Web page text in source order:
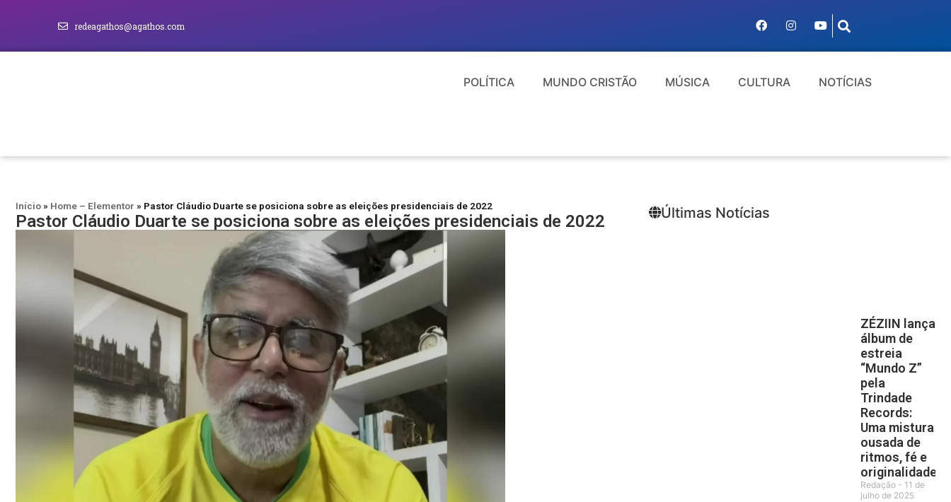
redeagathos@agathos.com
POLÍTICA MUNDO CRISTÃO MÚSICA CULTURA NOTÍCIAS
Início» Home – Elementor » Pastor Cláudio Duarte se posiciona sobre as eleições presidenciais de 2022
Pastor Cláudio Duarte se posiciona sobre as eleições presidenciais de 2022 Últimas Notícias
ZÉZIIN lança
álbum de
estreia
“Mundo Z”
pela
Trindade
Records:
Uma mistura
ousada de
ritmos, fé e
originalidade
Redação
11 de
julho de 2025